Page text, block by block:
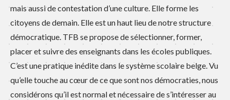
mais aussi de contestation d’une culture. Elle forme les
citoyens de demain. Elle est un haut lieu de notre structure
démocratique. TFB se propose de sélectionner, former,
placer et suivre des enseignants dans les écoles publiques.
C’est une pratique inédite dans le système scolaire belge. Vu
qu’elle touche au cœur de ce que sont nos démocraties, nous
considérons qu’il est normal et nécessaire de s’intéresser au